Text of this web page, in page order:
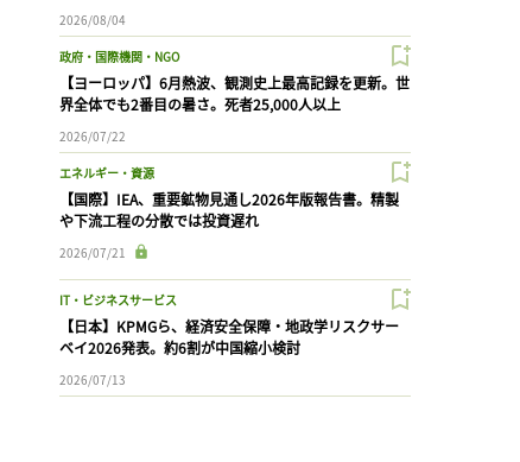
2026/08/04
政府・国際機関・NGO
【ヨーロッパ】6月熱波、観測史上最高記録を更新。世
界全体でも2番目の暑さ。死者25,000人以上
2026/07/22
エネルギー・資源
【国際】IEA、重要鉱物見通し2026年版報告書。精製
や下流工程の分散では投資遅れ
2026/07/21
IT・ビジネスサービス
【日本】KPMGら、経済安全保障・地政学リスクサー
ベイ2026発表。約6割が中国縮小検討
2026/07/13